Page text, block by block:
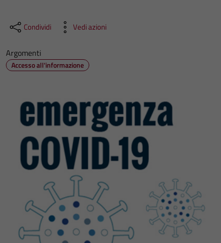
Condividi Vedi azioni
Argomenti
Accesso all'informazione